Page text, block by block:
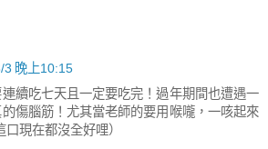
3 晚上10:15
續吃七天且一定要吃完！過年期間也遭遇一
傷腦筋！尤其當老師的要用喉嚨，一咳起來
現在都沒全好哩）